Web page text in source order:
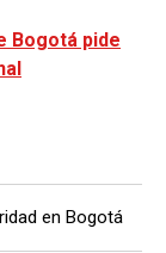
Bogotá pide
en Bogotá